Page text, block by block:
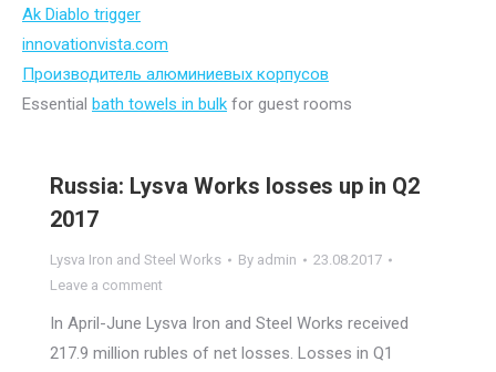
Ak Diablo trigger
innovationvista.com
Производитель алюминиевых корпусов
Essential bath towels in bulk for guest rooms
Russia: Lysva Works losses up in Q2
2017
Lysva Iron and Steel Works By admin
23.08.2017
Leave a comment
In April-June Lysva Iron and Steel Works received
217.9 million rubles of net losses. Losses in Q1